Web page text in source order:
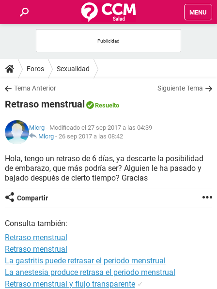
MENU
FOROS
SALUD
NUTRICIÓN
BIENESTAR
Foros Sexualidad
Tema Anterior Siguiente Tema
Retraso menstrual Resuelto
Mlcrg - Modificado el 27 sep 2017 a las 04:39
Mlcrg - 26 sep 2017 a las 08:42
Hola, tengo un retraso de 6 días, ya descarte la posibilidad
de embarazo, que más podría ser? Alguien le ha pasado y
bajado después de cierto tiempo? Gracias
Compartir
Consulta también:
Retraso menstrual
Retraso menstrual
La gastritis puede retrasar el periodo menstrual
La anestesia produce retrasa el periodo menstrual
Retraso menstrual y flujo transparente ✓